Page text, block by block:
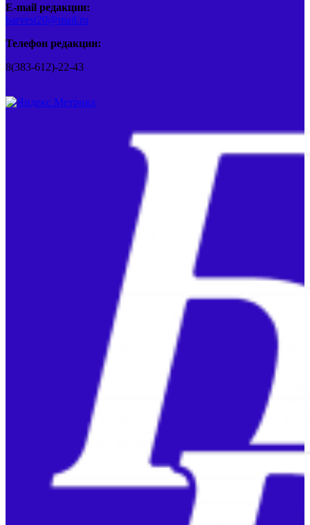
E-mail редакции:
barvest20@mail.ru
Телефон редакции:
8(383-612)-22-43